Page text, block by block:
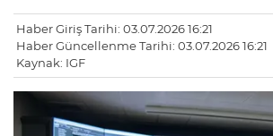
Haber Giriş Tarihi: 03.07.2026 16:21
Haber Güncellenme Tarihi: 03.07.2026 16:21
Kaynak: IGF